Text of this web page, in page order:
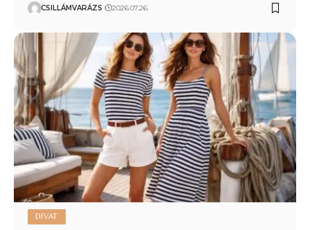
CSILLÁMVARÁZS 2026.07.26.
DIVAT